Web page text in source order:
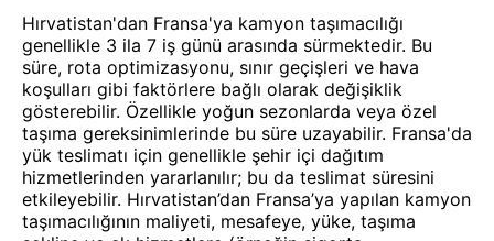
Hırvatistan'dan Fransa'ya kamyon taşımacılığı
genellikle 3 ila 7 iş günü arasında sürmektedir. Bu
süre, rota optimizasyonu, sınır geçişleri ve hava
koşulları gibi faktörlere bağlı olarak değişiklik
gösterebilir. Özellikle yoğun sezonlarda veya özel
taşıma gereksinimlerinde bu süre uzayabilir. Fransa'da
yük teslimatı için genellikle şehir içi dağıtım
hizmetlerinden yararlanılır; bu da teslimat süresini
etkileyebilir. Hırvatistan’dan Fransa’ya yapılan kamyon
taşımacılığının maliyeti, mesafeye, yüke, taşıma